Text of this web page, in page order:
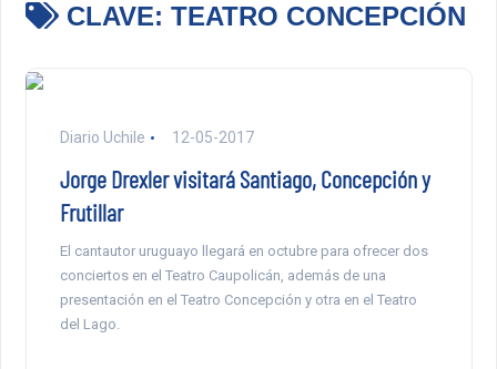
CLAVE: TEATRO CONCEPCIÓN
Diario Uchile 12-05-2017
Jorge Drexler visitará Santiago, Concepción y
Frutillar
El cantautor uruguayo llegará en octubre para ofrecer dos
conciertos en el Teatro Caupolicán, además de una
presentación en el Teatro Concepción y otra en el Teatro
del Lago.